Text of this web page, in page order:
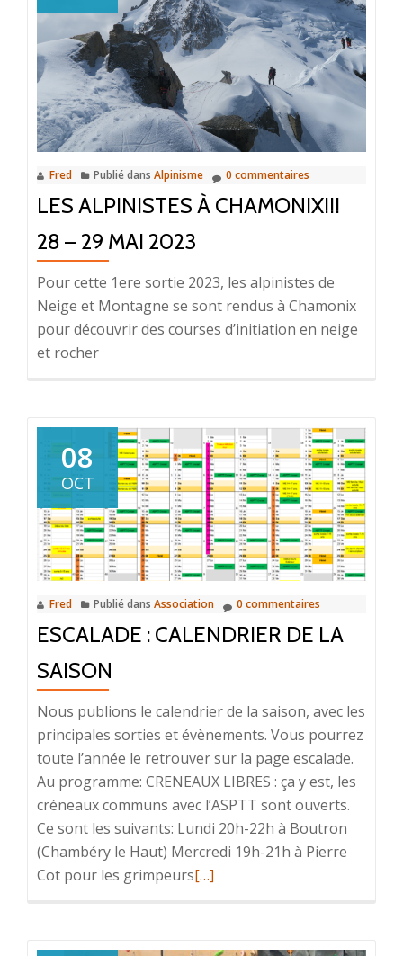
Fred Publié dans Alpinisme 0 commentaires
LES ALPINISTES À CHAMONIX!!!
28 – 29 MAI 2023
Pour cette 1ere sortie 2023, les alpinistes de
Neige et Montagne se sont rendus à Chamonix
pour découvrir des courses d’initiation en neige
et rocher
08
OCT
Fred Publié dans Association 0 commentaires
ESCALADE : CALENDRIER DE LA
SAISON
Nous publions le calendrier de la saison, avec les
principales sorties et évènements. Vous pourrez
toute l’année le retrouver sur la page escalade.
Au programme: CRENEAUX LIBRES : ça y est, les
créneaux communs avec l’ASPTT sont ouverts.
Ce sont les suivants: Lundi 20h-22h à Boutron
(Chambéry le Haut) Mercredi 19h-21h à Pierre
Cot pour les grimpeursEn
[…]